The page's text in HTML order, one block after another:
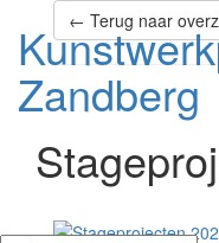
Zandberg
← Terug naar